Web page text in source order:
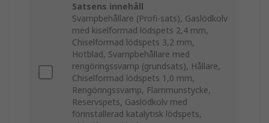
Satsens innehåll
Svampbehållare (Profi-sats), Gaslödkolv
med kiselformad lödspets 2,4 mm,
Chiselformad lödspets 3,2 mm,
Hotblad, Svampbehållare med
rengöringssvamp (grundsats), Hållare,
Chiselformad lödspets 1,0 mm,
Rengöringssvamp, Flammunstycke,
Reservspets, Gaslödkolv med
förinstallerad katalytisk lödspets,